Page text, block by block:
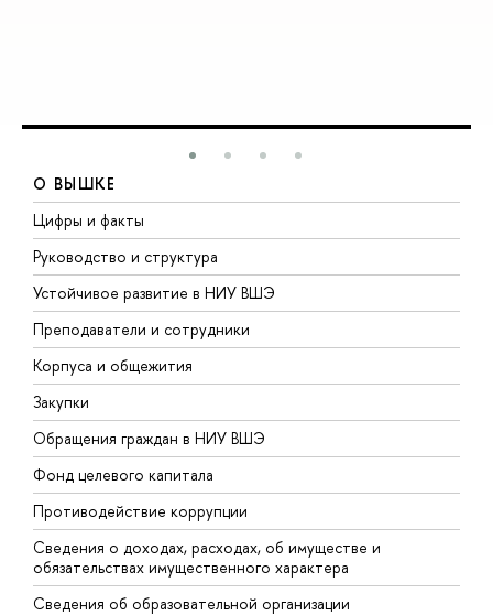
О ВЫШКЕ
Цифры и факты
Руководство и структура
Устойчивое развитие в НИУ ВШЭ
Преподаватели и сотрудники
Корпуса и общежития
Закупки
Обращения граждан в НИУ ВШЭ
Фонд целевого капитала
Противодействие коррупции
Сведения о доходах, расходах, об имуществе и
обязательствах имущественного характера
Сведения об образовательной организации